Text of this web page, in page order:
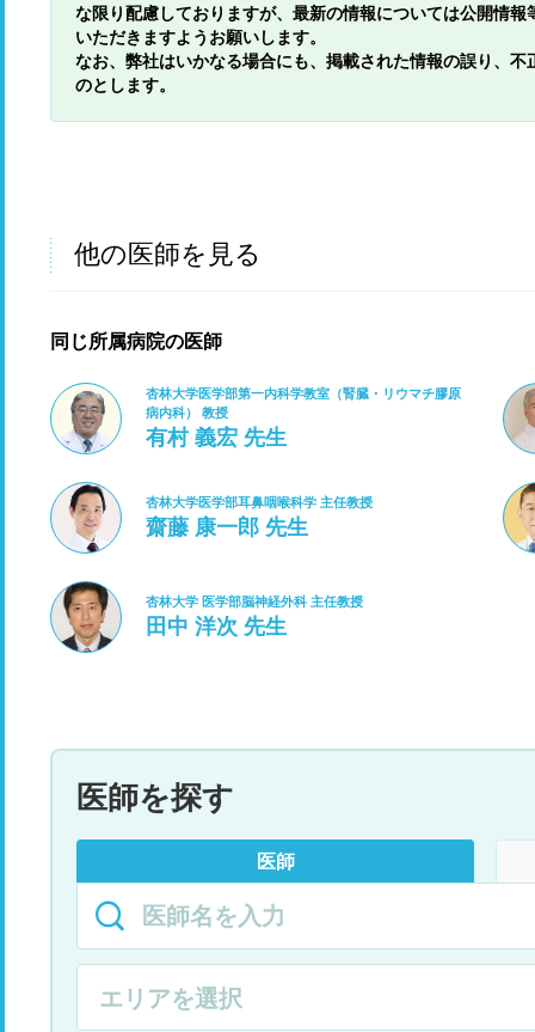
な限り配慮しておりますが、最新の情報については公開情
いただきますようお願いします。
なお、弊社はいかなる場合にも、掲載された情報の誤り、
のとします。
他の医師を見る
同じ所属病院の医師
杏林大学医学部第一内科学教室（腎臓・リウマチ膠原
病内科） 教授
有村 義宏 先生
杏林大学医学部耳鼻咽喉科学 主任教授
齋藤 康一郎 先生
杏林大学 医学部脳神経外科 主任教授
田中 洋次 先生
医師を探す
医師